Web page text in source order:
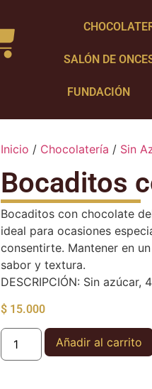
SALÓN DE
FUNDACIÓN
Inicio / Chocolatería / Sin
Bocaditos
Bocaditos con chocolate
ideal para ocasiones
consentirte. Mantener en
sabor y textura.
DESCRIPCIÓN: Sin azúcar,
$ 15.000
Añadir al carrito